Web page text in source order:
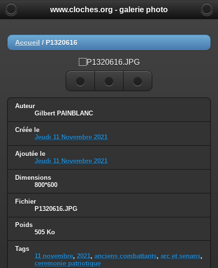
www.cloches.org - galerie photo
Accueil / P1320616
Auteur
Gilbert PAINBLANC
Créée le
Jeudi 11 Novembre 2021
Ajoutée le
Jeudi 11 Novembre 2021
Dimensions
800*600
Fichier
P1320616.JPG
Poids
505 Ko
Tags
11 novembre, 2021, anciens combattants, arc et senans,
ceremonie patriotique